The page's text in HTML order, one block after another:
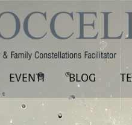
EVENTI BLOG